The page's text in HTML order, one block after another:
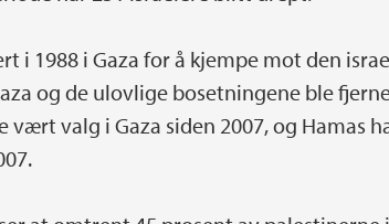
i 1988 i Gaza for å kjempe mot den
og de ulovlige bosetningene ble
vært valg i Gaza siden 2007, og Hamas